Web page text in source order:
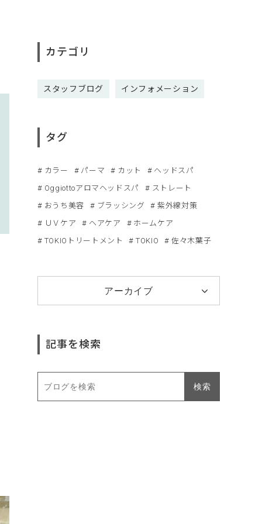
カテゴリ
スタッフブログ インフォメーション
タグ
カラー パーマ カット
ヘッドスパ
Oggiottoアロマヘッドスパ
ストレート
おうち美容
ブラッシング
紫外線対策
ＵＶケア
ヘアケア
ホームケア
TOKIOトリートメント
TOKIO 佐々木葉子
アーカイブ
記事を検索